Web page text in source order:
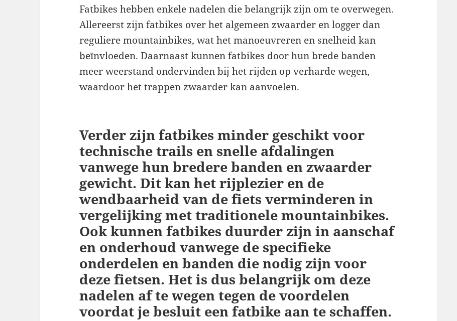
Fatbikes hebben enkele nadelen die belangrijk zijn om te overwegen.
Allereerst zijn fatbikes over het algemeen zwaarder en logger dan
reguliere mountainbikes, wat het manoeuvreren en snelheid kan
beïnvloeden. Daarnaast kunnen fatbikes door hun brede banden
meer weerstand ondervinden bij het rijden op verharde wegen,
waardoor het trappen zwaarder kan aanvoelen.
Verder zijn fatbikes minder geschikt voor
technische trails en snelle afdalingen
vanwege hun bredere banden en zwaarder
gewicht. Dit kan het rijplezier en de
wendbaarheid van de fiets verminderen in
vergelijking met traditionele mountainbikes.
Ook kunnen fatbikes duurder zijn in aanschaf
en onderhoud vanwege de specifieke
onderdelen en banden die nodig zijn voor
deze fietsen. Het is dus belangrijk om deze
nadelen af te wegen tegen de voordelen
voordat je besluit een fatbike aan te schaffen.